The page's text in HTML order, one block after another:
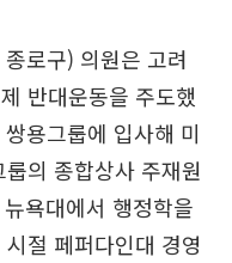
로구) 의원은 고려
반대운동을 주도했
용그룹에 입사해 미
의 종합상사 주재원
욕대에서 행정학을
절 페퍼다인대 경영